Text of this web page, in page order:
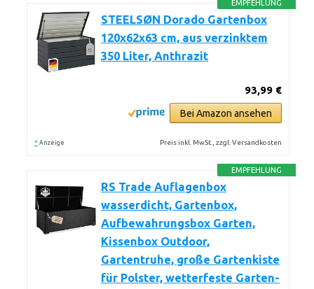
EMPFEHLUNG
STEELSØN Dorado Gartenbox
120x62x63 cm, aus verzinktem
350 Liter, Anthrazit
93,99 €
Bei Amazon ansehen
* Anzeige Preis inkl. MwSt., zzgl. Versandkosten
EMPFEHLUNG
RS Trade Auflagenbox
wasserdicht, Gartenbox,
Aufbewahrungsbox Garten,
Kissenbox Outdoor,
Gartentruhe, große Gartenkiste
für Polster, wetterfeste Garten-